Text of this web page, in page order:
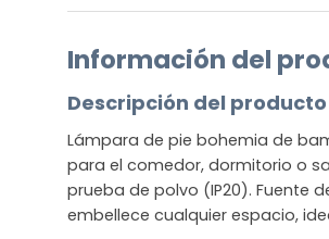
Información del
Descripción del producto
Lámpara de pie bohemia de
para el comedor, dormitorio o
prueba de polvo (IP20). Fuente
embellece cualquier espacio,